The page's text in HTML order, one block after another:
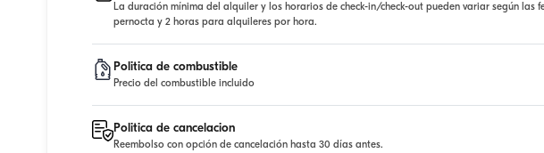
La duración mínima del alquiler y los horarios de check-in/check-out pueden variar según las
pernocta y 2 horas para alquileres por hora.
Politica de combustible
Precio del combustible incluido
Politica de cancelacion
Reembolso con opción de cancelación hasta 30 días antes.